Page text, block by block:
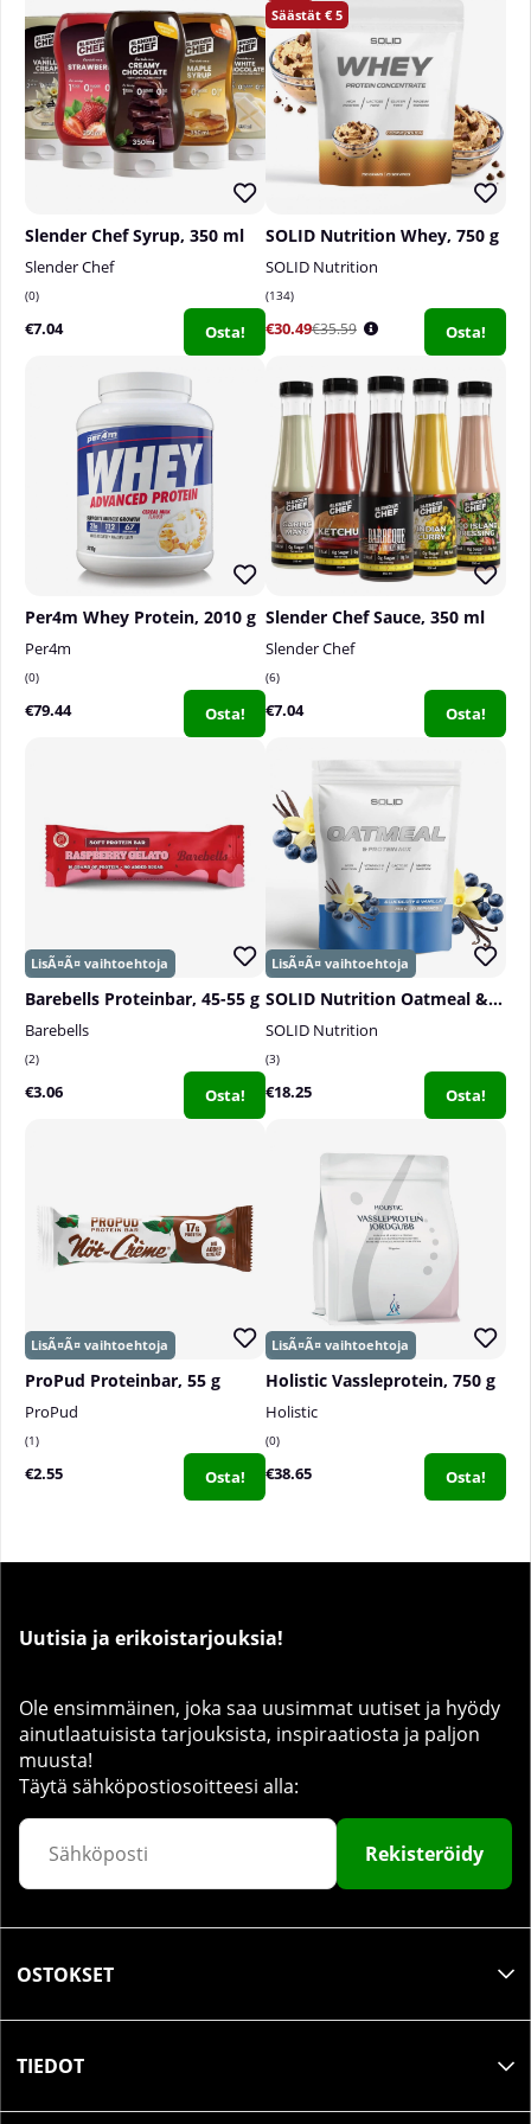
Slender Chef Syrup, 350 ml
Slender Chef
0
€7.04 Osta!
5
SOLID Nutrition Whey, 750 g
SOLID Nutrition
134
€30.49€35.59 Osta!
Per4m Whey Protein, 2010 g
Per4m
0
€79.44 Osta!
Slender Chef Sauce, 350 ml
Slender Chef
6
€7.04 Osta!
Barebells Proteinbar, 45-55 g
Barebells
2
€3.06 Osta!
SOLID Nutrition Oatmeal & Protein Mix, 750 g
SOLID Nutrition
3
€18.25 Osta!
ProPud Proteinbar, 55 g
ProPud
1
€2.55 Osta!
Holistic Vassleprotein, 750 g
Holistic
0
€38.65 Osta!
Uutisia ja erikoistarjouksia!
Ole ensimmäinen, joka saa uusimmat uutiset ja hyödy
ainutlaatuisista tarjouksista, inspiraatiosta ja paljon
muusta!
Täytä sähköpostiosoitteesi alla:
Rekisteröidy
OSTOKSET
TIEDOT